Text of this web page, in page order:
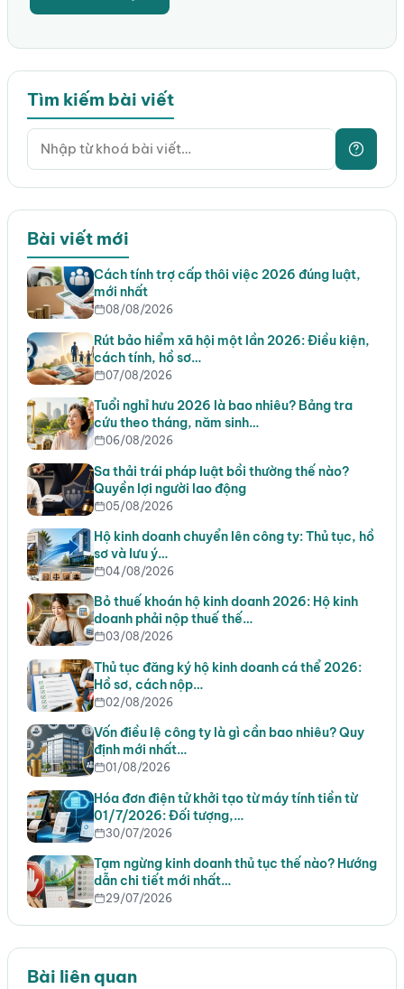
Tìm kiếm bài viết
Bài viết mới
Cách tính trợ cấp thôi việc 2026 đúng luật,
mới nhất
08/08/2026
Rút bảo hiểm xã hội một lần 2026: Điều kiện,
cách tính, hồ sơ…
07/08/2026
Tuổi nghỉ hưu 2026 là bao nhiêu? Bảng tra
cứu theo tháng, năm sinh…
06/08/2026
Sa thải trái pháp luật bồi thường thế nào?
Quyền lợi người lao động
05/08/2026
Hộ kinh doanh chuyển lên công ty: Thủ tục, hồ
sơ và lưu ý…
04/08/2026
Bỏ thuế khoán hộ kinh doanh 2026: Hộ kinh
doanh phải nộp thuế thế…
03/08/2026
Thủ tục đăng ký hộ kinh doanh cá thể 2026:
Hồ sơ, cách nộp…
02/08/2026
Vốn điều lệ công ty là gì cần bao nhiêu? Quy
định mới nhất…
01/08/2026
Hóa đơn điện tử khởi tạo từ máy tính tiền từ
01/7/2026: Đối tượng,…
30/07/2026
Tạm ngừng kinh doanh thủ tục thế nào? Hướng
dẫn chi tiết mới nhất…
29/07/2026
Bài liên quan